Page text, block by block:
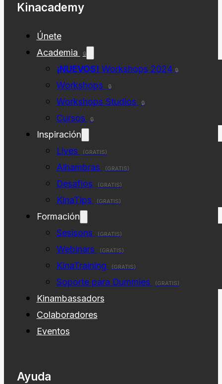
Kinacademy
Únete
Academia
🔒
¡NUEVOS! Workshops 2024 🔒
Workshops 🔒
Workshops Studios 🔒
Cursos 🔒
Inspiración
Lives
(GRATIS)
Alhambras (GRATIS)
Desafios (GRATIS)
KinaTips (GRATIS)
Formación
Sesisons
(GRATIS)
Webinars (GRATIS)
KinaTraining (GRATIS)
Soporte para Dummies (GRATIS)
Kinambassadors
Colaboradores
Eventos
Ayuda